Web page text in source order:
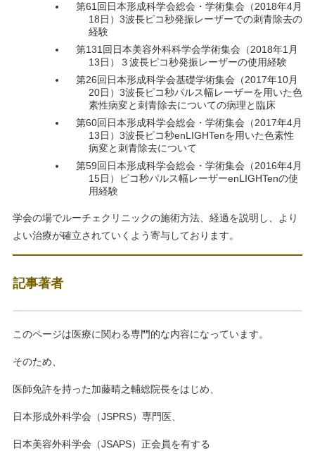
第61回日本形成科学会総会・学術集会（2018年4月
18日）3波長ピコ秒発振レーザーでの刺青除去の
経験
第131回日本美容外科科学会学術集会（2018年1月
13日）３波長ピコ秒発振レーザーの使用経験
第26回日本形成科学会基礎学術集会（2017年10月
20日）3波長ピコ秒パルス幅レーザーを用いた色
素性病変と刺青除去についての病理と臨床
第60回日本形成科学会総会・学術集会（2017年4月
13日）3波長ピコ秒enLIGHTenを用いた色素性
病変と刺青除去について
第59回日本形成科学会総会・学術集会（2016年4月
15日）ピコ秒パルス幅レーザーenLIGHTenの使
用経験
学会の場でルーチェクリニックの施術方法、経過を説明し、より
よい治療が確立されていくよう寄与しております。
記事著者
このページは医療に関わる専門的な内容になっています。
そのため、
医師免許を持った加藤晴之輔総院長をはじめ、
日本形成外科学会（JSPRS）専門医、
日本美容外科学会（JSAPS）正会員を有する